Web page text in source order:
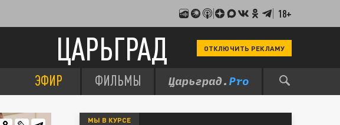
18+
ЦАРЬГРАД ОТКЛЮЧИТЬ РЕКЛАМУ
ЭФИР ФИЛЬМЫ
МЫ В КУРСЕ